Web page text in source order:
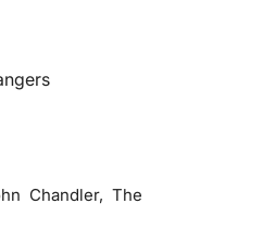
Chandler, The